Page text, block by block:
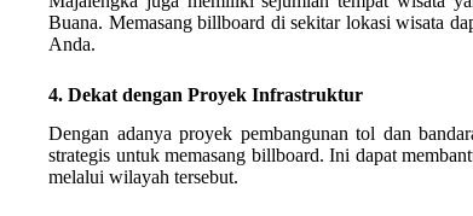
Buana. Memasang billboard di sekitar lokasi wisata
Anda.
4. Dekat dengan Proyek Infrastruktur
Dengan adanya proyek pembangunan tol dan
strategis untuk memasang billboard. Ini dapat
melalui wilayah tersebut.